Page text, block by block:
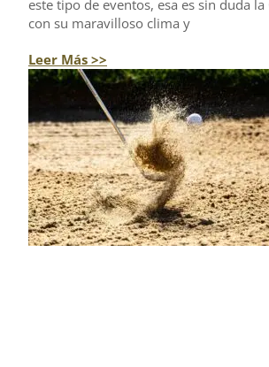
este tipo de eventos, esa es sin duda la
con su maravilloso clima y
Leer Más >>